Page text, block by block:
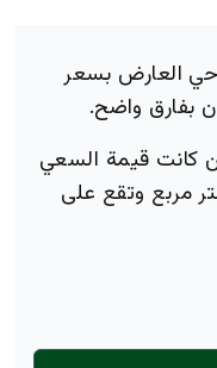
العارض بسعر
مليون ريال، في حين كانت قيمة السعي
بيع الأرض، التي تبلغ مساحتها 159.8 ألف متر مربع وتقع على